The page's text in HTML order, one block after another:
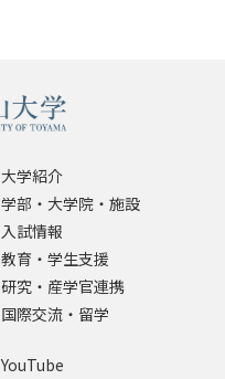
大学紹介
学部・大学院・施設
入試情報
教育・学生支援
研究・産学官連携
国際交流・留学
YouTube